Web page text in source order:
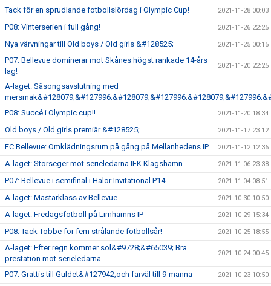
Tack för en sprudlande fotbollslördag i Olympic Cup! 2021-11-28 00:03
P08: Vinterserien i full gång! 2021-11-26 22:25
Nya värvningar till Old boys / Old girls &#128525; 2021-11-25 00:15
P07: Bellevue dominerar mot Skånes högst rankade 14-års
lag!
2021-11-20 22:25
A-laget: Säsongsavslutning med
P08: Succé i Olympic cup!!
2021-11-20 18:34
Old boys / Old girls premiär &#128525; 2021-11-17 23:12
FC Bellevue: Omklädningsrum på gång på Mellanhedens IP 2021-11-12 12:36
A-laget: Storseger mot serieledarna IFK Klagshamn 2021-11-06 23:38
P07: Bellevue i semifinal i Halör Invitational P14 2021-11-04 08:51
A-laget: Mästarklass av Bellevue 2021-10-30 10:50
A-laget: Fredagsfotboll på Limhamns IP 2021-10-29 15:34
P08: Tack Tobbe för fem strålande fotbollsår! 2021-10-25 18:55
A-laget: Efter regn kommer sol&#9728;&#65039; Bra
prestation mot serieledarna
2021-10-24 00:45
P07: Grattis till Guldet&#127942;och farväl till 9-manna 2021-10-23 10:50